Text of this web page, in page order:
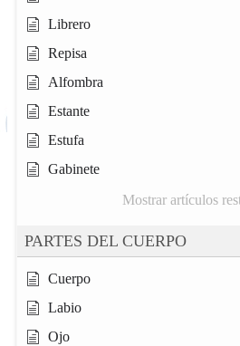
Librero
Repisa
Alfombra
Estante
Estufa
Gabinete
Mostrar artículos
PARTES DEL CUERPO
Cuerpo
Labio
Ojo